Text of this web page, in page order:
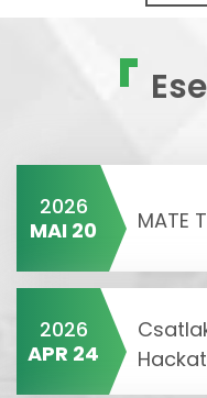
2026
MAI 20
MATE
2026
APR 24